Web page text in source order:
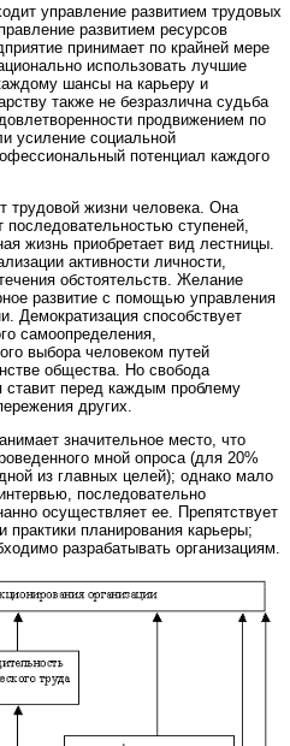
управление развитием трудовых
развитием ресурсов
принимает по крайней мере
использовать лучшие
шансы на карьеру и
также не безразлична судьба
продвижением по
усиление социальной
потенциал каждого
трудовой жизни человека. Она
последовательностью ступеней,
жизнь приобретает вид лестницы.
активности личности,
обстоятельств. Желание
развитие с помощью управления
Демократизация способствует
самоопределения,
выбора человеком путей
общества. Но свобода
ставит перед каждым проблему
других.
значительное место, что
мной опроса (для 20%
из главных целей); однако мало
последовательно
осуществляет ее. Препятствует
практики планирования карьеры;
разрабатывать организациям.